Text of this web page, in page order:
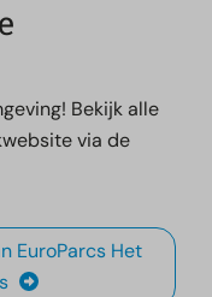
Bekijk alle
via de
EuroParcs Het